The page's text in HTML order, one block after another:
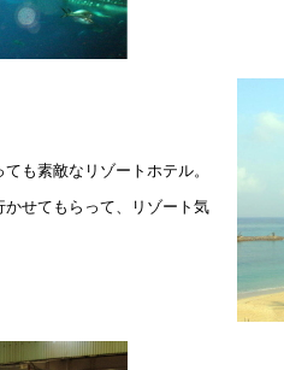
も素敵なリゾートホテル。
せてもらって、リゾート気